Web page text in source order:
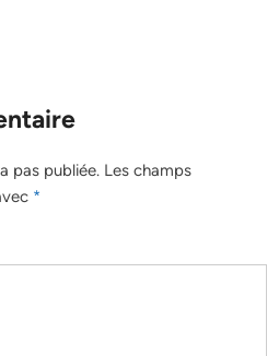
pas publiée. Les champs
*